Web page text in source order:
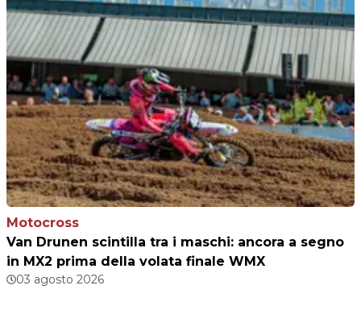
Motocross
Van Drunen scintilla tra i maschi: ancora a segno
in MX2 prima della volata finale WMX
03 agosto 2026